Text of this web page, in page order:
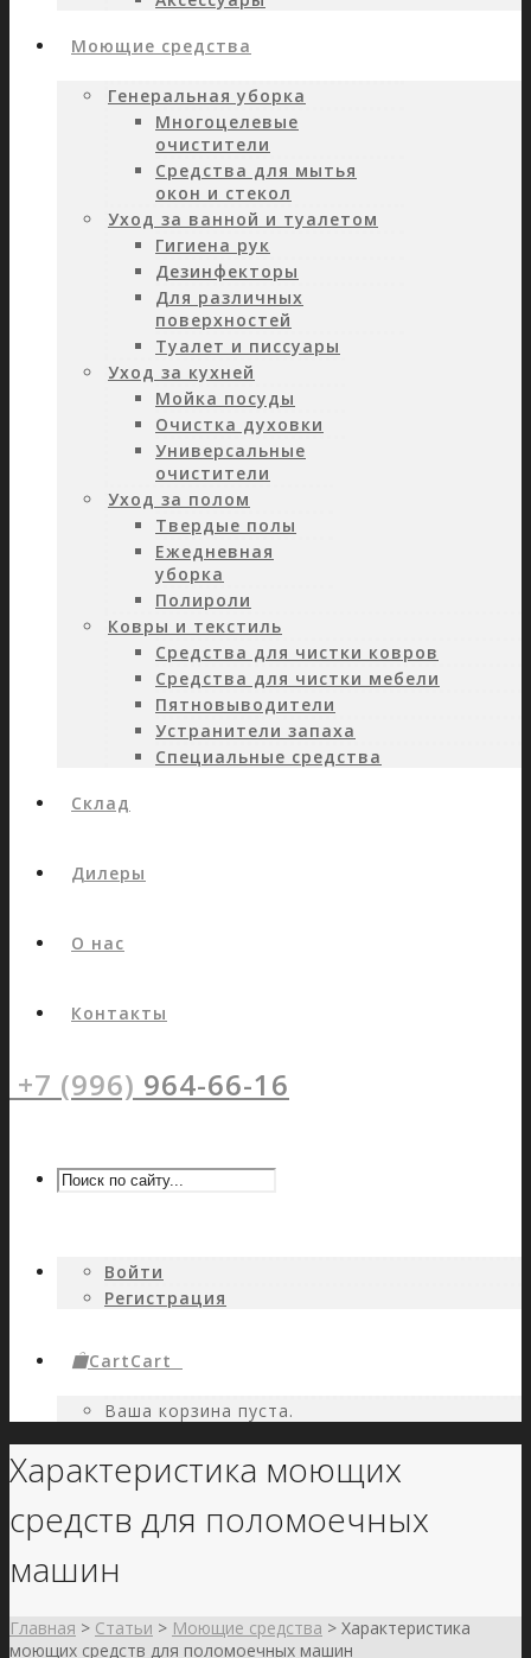
Моющие средства
Генеральная уборка
Многоцелевые
очистители
Средства для мытья
окон и стекол
Уход за ванной и туалетом
Гигиена рук
Дезинфекторы
Для различных
поверхностей
Туалет и писсуары
Уход за кухней
Мойка посуды
Очистка духовки
Универсальные
очистители
Уход за полом
Твердые полы
Ежедневная
уборка
Полироли
Ковры и текстиль
Средства для чистки ковров
Средства для чистки мебели
Пятновыводители
Устранители запаха
Специальные средства
Склад
Дилеры
О нас
Контакты
+7 (996) 964-66-16
Войти
Регистрация
CartCart
Ваша корзина пуста.
Характеристика моющих
средств для поломоечных
машин
Главная > Статьи > Моющие средства > Характеристика
моющих средств для поломоечных машин